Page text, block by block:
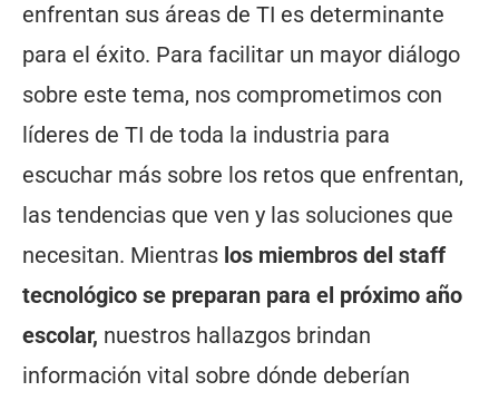
enfrentan sus áreas de TI es determinante
para el éxito. Para facilitar un mayor diálogo
sobre este tema, nos comprometimos con
líderes de TI de toda la industria para
escuchar más sobre los retos que enfrentan,
las tendencias que ven y las soluciones que
necesitan. Mientras los miembros del staff
tecnológico se preparan para el próximo año
escolar, nuestros hallazgos brindan
información vital sobre dónde deberían